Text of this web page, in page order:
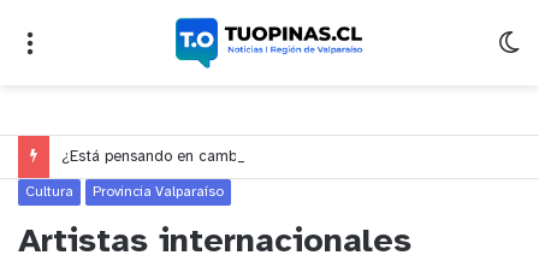
Cultura Provincia Valparaíso
Artistas internacionales